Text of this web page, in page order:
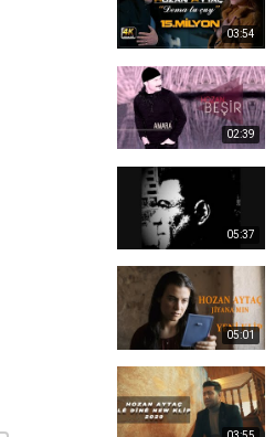
03:54
02:39
05:37
05:01